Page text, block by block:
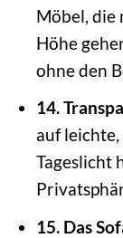
Möbel, die
Höhe
ohne den
14.
auf
Tageslicht
15. Das